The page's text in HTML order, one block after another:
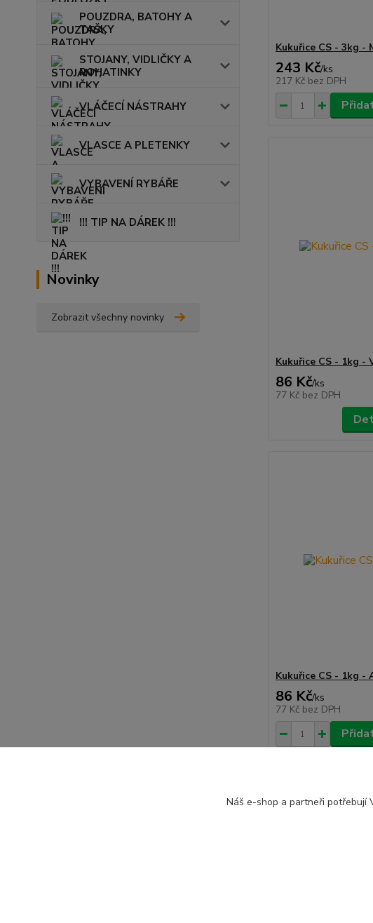
POUZDRA, BATOHY A
TAŠKY
STOJANY, VIDLIČKY A
ROHATINKY
VLÁČECÍ NÁSTRAHY
VLASCE A PLETENKY
VYBAVENÍ RYBÁŘE
!!! TIP NA DÁREK !!!
Novinky
Zobrazit všechny novinky
Kukuřice CS - 3kg -
243 Kč/ks
217 Kč bez DPH
Kukuřice CS - 1kg -
86 Kč/ks
77 Kč bez DPH
Kukuřice CS - 1kg -
86 Kč/ks
77 Kč bez DPH
Náš e-shop a partneři potřebují